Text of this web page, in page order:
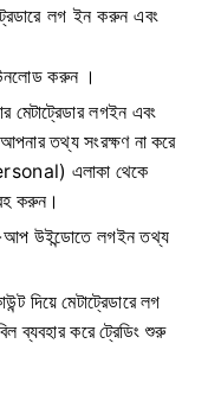
লগ ইন করুন এবং
করুন ।
লগইন এবং
তথ্য সংরক্ষণ না করে
এলাকা থেকে
করুন।
আপ উইন্ডোতে লগইন তথ্য
দিয়ে মেটাট্রেডারে লগ
ব্যবহার করে ট্রেডিং শুরু